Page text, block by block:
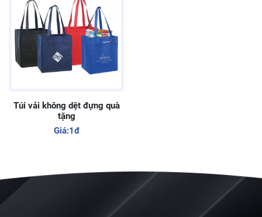
Túi vải không dệt đựng quà
tặng
Giá:1đ